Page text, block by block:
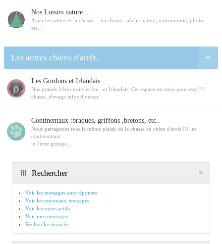
Nos Loisirs nature ...
A par les setters et la chasse ... vos loisirs: pêche nature, gastronomie, photo
etc...
Les autres chiens d'arrêt..
Les Gordons et Irlandais
Nos grands frères noirs et feu...et Irlandais :Cet espace est aussi pour eux!!!!
chasse, élevage infos diverses
Continentaux :braques, griffons ,bretons, etc..
Nous partageons tous le même plaisir de la chasse au chien d'arrêt.!!! les
continentaux
le 7ème groupe...
Rechercher
Voir les messages sans réponses
Voir les nouveaux messages
Voir les sujets actifs
Voir mes messages
Recherche avancée